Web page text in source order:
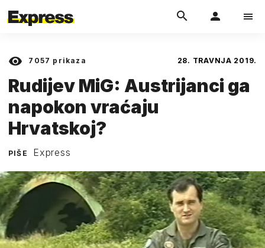
7057 prikaza 28. TRAVNJA 2019.
Rudijev MiG: Austrijanci ga
napokon vraćaju
Hrvatskoj?
PIŠE Express